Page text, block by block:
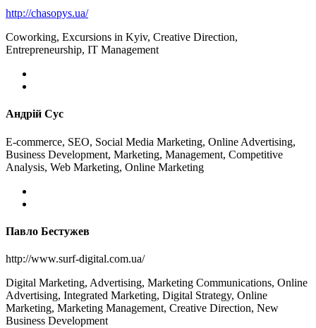
http://chasopys.ua/
Coworking, Excursions in Kyiv, Creative Direction,
Entrepreneurship, IT Management
Андрiй Сус
E-commerce, SEO, Social Media Marketing, Online Advertising,
Business Development, Marketing, Management, Competitive
Analysis, Web Marketing, Online Marketing
Павло Бестужев
http://www.surf-digital.com.ua/
Digital Marketing, Advertising, Marketing Communications, Online
Advertising, Integrated Marketing, Digital Strategy, Online
Marketing, Marketing Management, Creative Direction, New
Business Development